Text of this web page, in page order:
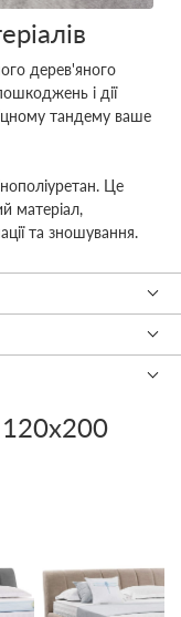
дерев'яного
і дії
тандему ваше
Це
матеріал,
та зношування.